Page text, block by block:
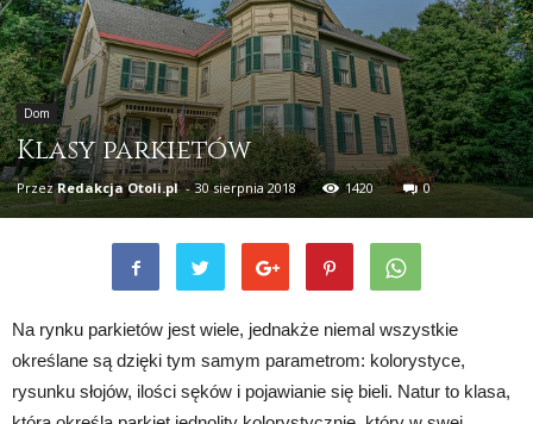
Dom
Klasy parkietów
PrzezRedakcja Otoli.pl - 30 sierpnia 2018 1420 0
Na rynku parkietów jest wiele, jednakże niemal wszystkie
określane są dzięki tym samym parametrom: kolorystyce,
rysunku słojów, ilości sęków i pojawianie się bieli. Natur to klasa,